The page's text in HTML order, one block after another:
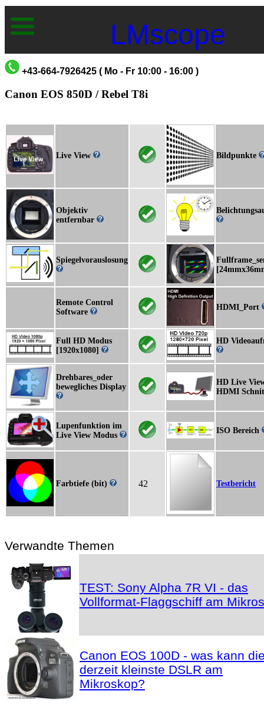
LMscope
+43-664-7926425 ( Mo - Fr 10:00 - 16:00 )
Canon EOS 850D / Rebel T8i
Live View Bildpunkte
Objektiv
entfernbar
Spiegelvorauslosung
Remote Control
Software
HDMI_Port
Full HD Modus
[1920x1080]
HD
Drehbares_oder
bewegliches Display
HD Live
HDMI
Lupenfunktion im
Live View Modus
ISO Bereich
Farbtiefe (bit) 42 Testbericht
Verwandte Themen
TEST: Sony Alpha 7R VI - das
Vollformat-Flaggschiff am
Canon EOS 100D - was kann
derzeit kleinste DSLR am
Mikroskop?